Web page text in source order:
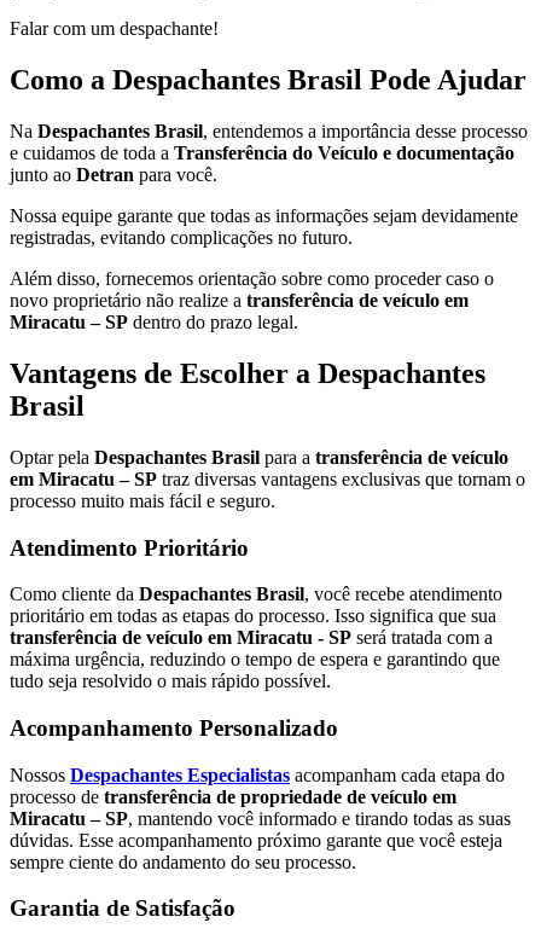
Falar com um despachante!
Como a Despachantes Brasil Pode Ajudar
Na Despachantes Brasil, entendemos a importância desse processo
e cuidamos de toda a Transferência do Veículo e documentação
junto ao Detran para você.
Nossa equipe garante que todas as informações sejam devidamente
registradas, evitando complicações no futuro.
Além disso, fornecemos orientação sobre como proceder caso o
novo proprietário não realize a transferência de veículo em
Miracatu – SP dentro do prazo legal.
Vantagens de Escolher a Despachantes
Brasil
Optar pela Despachantes Brasil para a transferência de veículo
em Miracatu – SP traz diversas vantagens exclusivas que tornam o
processo muito mais fácil e seguro.
Atendimento Prioritário
Como cliente da Despachantes Brasil, você recebe atendimento
prioritário em todas as etapas do processo. Isso significa que sua
transferência de veículo em Miracatu - SP será tratada com a
máxima urgência, reduzindo o tempo de espera e garantindo que
tudo seja resolvido o mais rápido possível.
Acompanhamento Personalizado
Nossos Despachantes Especialistas acompanham cada etapa do
processo de transferência de propriedade de veículo em
Miracatu – SP, mantendo você informado e tirando todas as suas
dúvidas. Esse acompanhamento próximo garante que você esteja
sempre ciente do andamento do seu processo.
Garantia de Satisfação